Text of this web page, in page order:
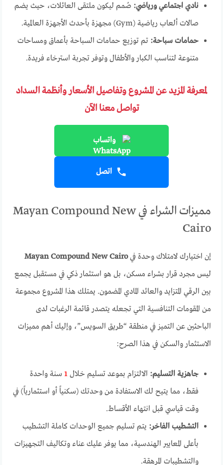
نادي اجتماعي ورياضي: صُمم ليكون ملتقى العائلات، حيث يضم
صالات ألعاب رياضية (Gym) مجهزة بأحدث الأجهزة العالمية.
حمامات سباحة: تم توزيع حمامات السباحة بأعماق ومساحات
متنوعة لتناسب الكبار والأطفال وتوفر تجربة استرخاء فريدة.
لمعرفة المزيد عن المشروع وتفاصيل الأسعار وأنظمة السداد
تواصل معنا الآن
واتساب
اتصل
مميزات الشراء في Mayan Compound New
Cairo
إن اختيارك لامتلاك وحدة فيMayan Compound New Cairo
ليس مجرد قرار بشراء مسكن، بل هو استثمار ذكي في مستقبل يجمع
بين الرقي المتزايد والعائد المادي المضمون. يمتلك هذا المشروع مجموعة
من المقومات التنافسية التي تجعله يتصدر قائمة الرغبات لدى
الباحثين عن التميز في منطقة “طريق السويس”، وإليك أهم مميزات
الاستثمار والسكن في هذا الصرح:
جاهزية التسليم: الالتزام بموعد تسليم خلال1 سنة واحدة
فقط، مما يتيح لك الاستفادة من وحدتك (سكنياً أو استثمارياً) في
وقت قياسي قبل انتهاء الأقساط.
التشطيب الفاخر: يتم تسليم جميع الوحدات كاملة التشطيب
بأعلى المعايير الهندسية، مما يوفر عليك عناء وتكاليف التجهيزات
والتشطيبات المرهقة.